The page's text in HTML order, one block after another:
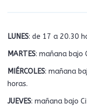
LUNES: de 17 a 20.30
MARTES: mañana bajo
MIÉRCOLES: mañana
horas.
JUEVES: mañana bajo